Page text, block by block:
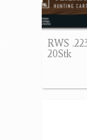
RWS
20Stk